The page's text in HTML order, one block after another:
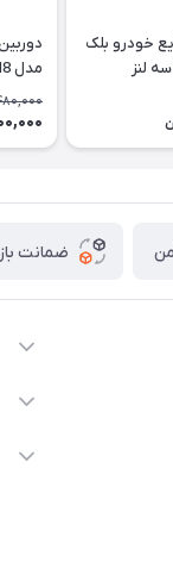
خودرو بلک
مدل M8
ضمانت